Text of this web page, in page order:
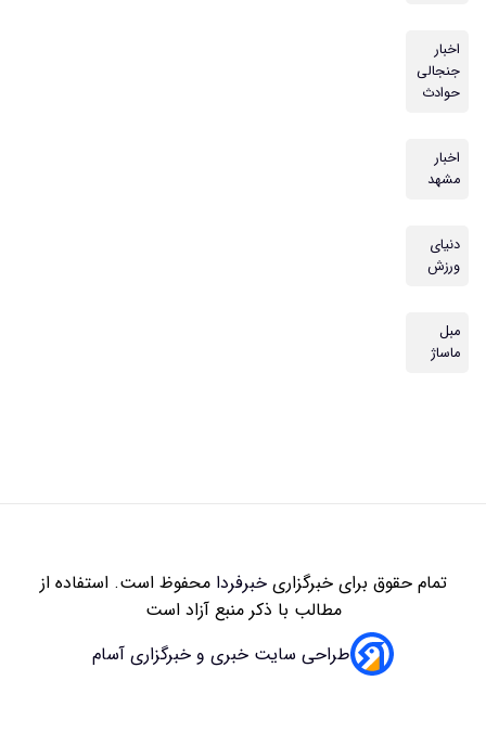
اخبار
جنجالی
حوادث
اخبار
مشهد
دنیای
ورزش
مبل
ماساژ
تمام حقوق برای خبرگزاریخبرفردامحفوظ است. استفاده از
مطالب با ذکر منبع آزاد است
طراحی سایت خبری و خبرگزاری آسام